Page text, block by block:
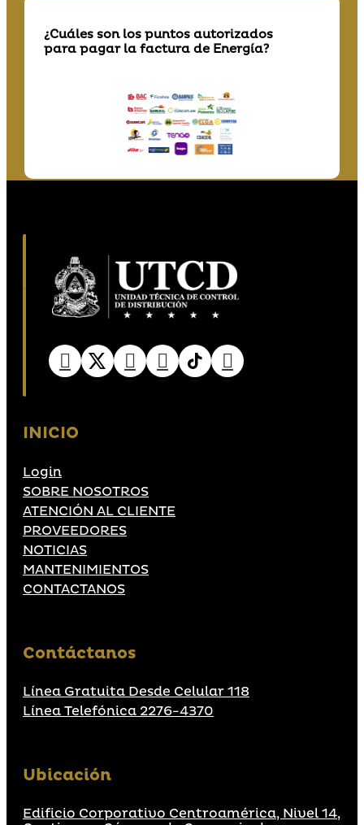
¿Cuáles son los puntos autorizados
para pagar la factura de Energía?
INICIO
Login
SOBRE NOSOTROS
ATENCIÓN AL CLIENTE
PROVEEDORES
NOTICIAS
MANTENIMIENTOS
CONTACTANOS
Contáctanos
Línea Gratuita Desde Celular 118
Línea Telefónica 2276-4370
Ubicación
Edificio Corporativo Centroamérica, Nivel 14,